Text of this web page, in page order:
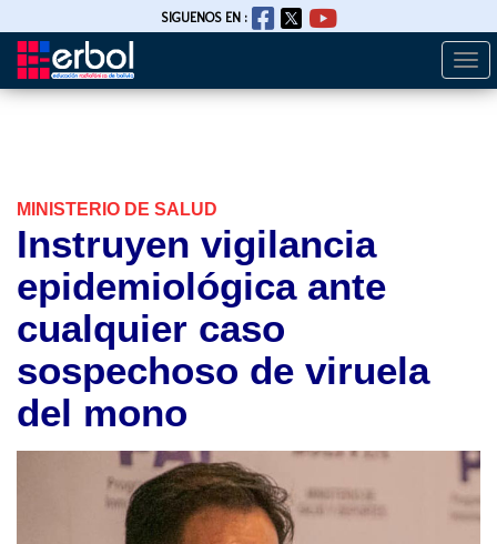
Pasar
SIGUENOS EN :
MINISTERIO DE SALUD
Instruyen vigilancia
epidemiológica ante
cualquier caso
sospechoso de viruela
del mono